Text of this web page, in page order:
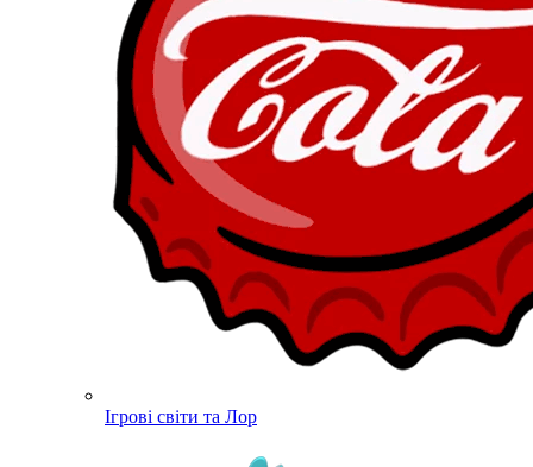
Ігрові світи та Лор